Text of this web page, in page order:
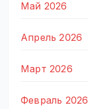
Май 2026
Апрель 2026
Март 2026
Февраль 2026